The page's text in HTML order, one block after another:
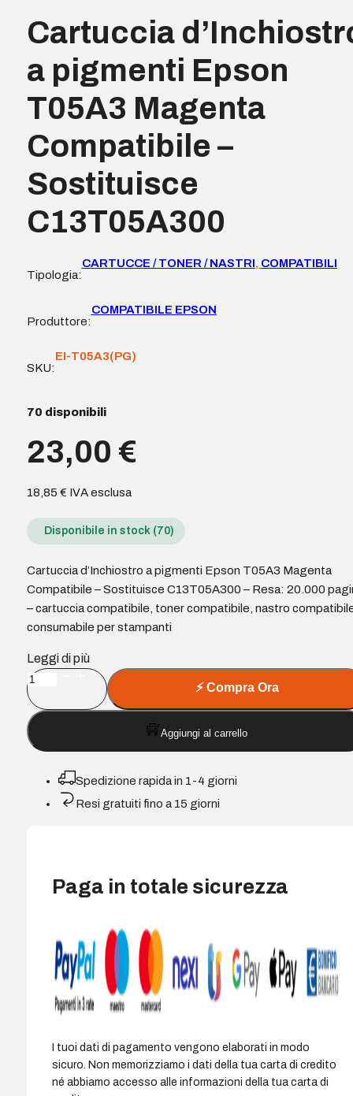
Cartuccia
a pigmenti Epson
T05A3 Magenta
Compatibile –
Sostituisce
C13T05A300
Tipologia:
CARTUCCE / TONER / NASTRI, COMPATIBILI
Produttore:
COMPATIBILE EPSON
SKU:
EI-T05A3(PG)
70 disponibili
23,00 €
18,85 € IVA esclusa
Disponibile in stock (70)
Cartuccia d’Inchiostro a pigmenti Epson T05A3 Magenta
Compatibile – Sostituisce C13T05A300 – Resa: 20.000
– cartuccia compatibile, toner compatibile, nastro
consumabile per stampanti
Leggi di più
Cartuccia
d'Inchiostro
a
pigmenti
Epson
T05A3
Magenta
Compatibile
quantità
⚡Compra Ora
Aggiungi al carrello
Spedizione rapida in 1-4 giorni
Resi gratuiti fino a 15 giorni
Paga in totale sicurezza
I tuoi dati di pagamento vengono elaborati in modo
sicuro. Non memorizziamo i dati della tua carta di credito
né abbiamo accesso alle informazioni della tua carta di